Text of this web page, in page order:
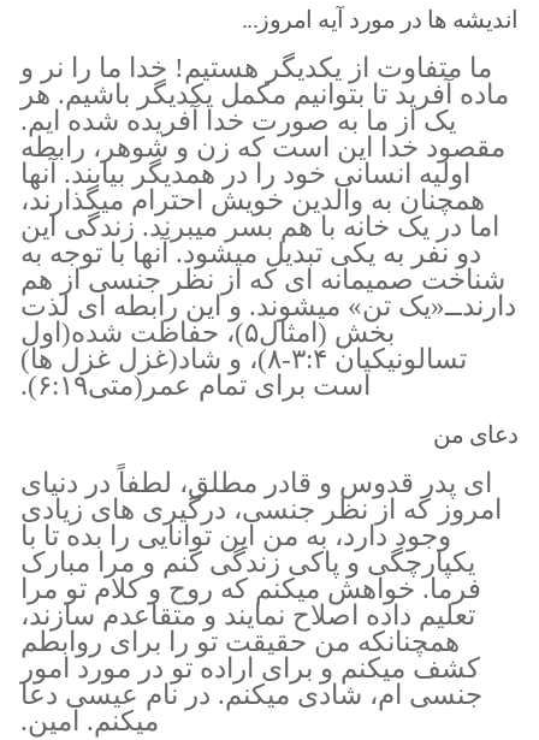
اندیشه ها در مورد آیه امروز...
ما متفاوت از یکدیگر هستیم! خدا ما را نر و
ماده آفرید تا بتوانیم مکمل یکدیگر باشیم. هر
یک از ما به صورت خدا آفریده شده ایم.
مقصود خدا این است که زن و شوهر، رابطه
اولیه انسانی خود را در همدیگر بیابند. آنها
همچنان به والدین خویش احترام میگذارند،
اما در یک خانه با هم بسر میبرند. زندگی این
دو نفر به یکی تبدیل میشود. آنها با توجه به
شناخت صمیمانه ای که از نظر جنسی از هم
دارندــ‌«یک تن» میشوند. و این رابطه ای لذت
بخش (امثال۵)، حفاظت شده(اول
تسالونیکیان ۳:۴-۸)، و شاد(غزل غزل ها)
است برای تمام عمر(متی۶:۱۹).
دعای من
ای پدر قدوس و قادر مطلق، لطفاً در دنیای
امروز که از نظر جنسی، درگیری های زیادی
وجود دارد، به من این توانایی را بده تا با
یکپارچگی و پاکی زندگی کنم و مرا مبارک
فرما. خواهش میکنم که روح و کلام تو مرا
تعلیم داده اصلاح نمایند و متقاعدم سازند،
همچنانکه من حقیقت تو را برای روابطم
کشف میکنم و برای اراده تو در مورد امور
جنسی ام، شادی میکنم. در نام عیسی دعا
میکنم. آمین.